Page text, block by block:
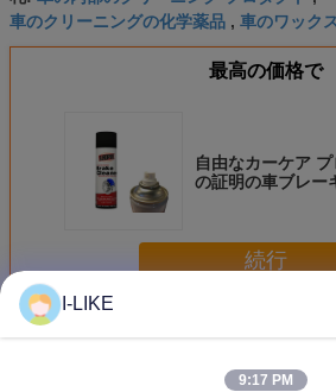
車のクリーニングの化学薬品 , 車のワック
最高の価格で
自由なカーケア
の証明の車ブレー
続行
多くカーケア プロダクト
I-LIKE
9:17 PM